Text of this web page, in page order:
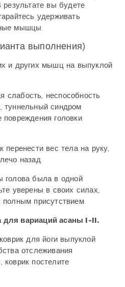
вы будете
удерживать
мышцы.
выполнения)
и других мышц на выпуклой
слабость, неспособность
туннельный синдром
повреждения головки
перенести вес тела на руку,
назад.
голова была в одной
уверены в своих силах,
полным присутствием.
для вариаций асаны I-II.
для йоги выпуклой
отслеживания
коврик постелите